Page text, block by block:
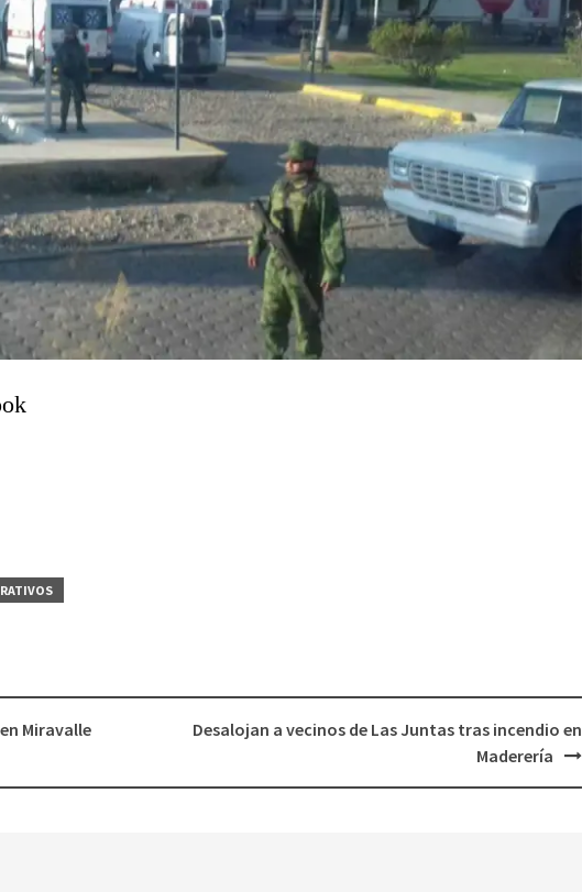
Miravalle
Desalojan a vecinos de Las Juntas tras incendio en
Maderería